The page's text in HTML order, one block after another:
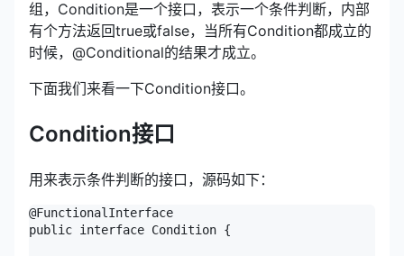
组，Condition是一个接口，表示一个条件判断，内部
有个方法返回true或false，当所有Condition都成立的
时候，@Conditional的结果才成立。
下面我们来看一下Condition接口。
Condition接口
用来表示条件判断的接口，源码如下：
@FunctionalInterface
public interface Condition {